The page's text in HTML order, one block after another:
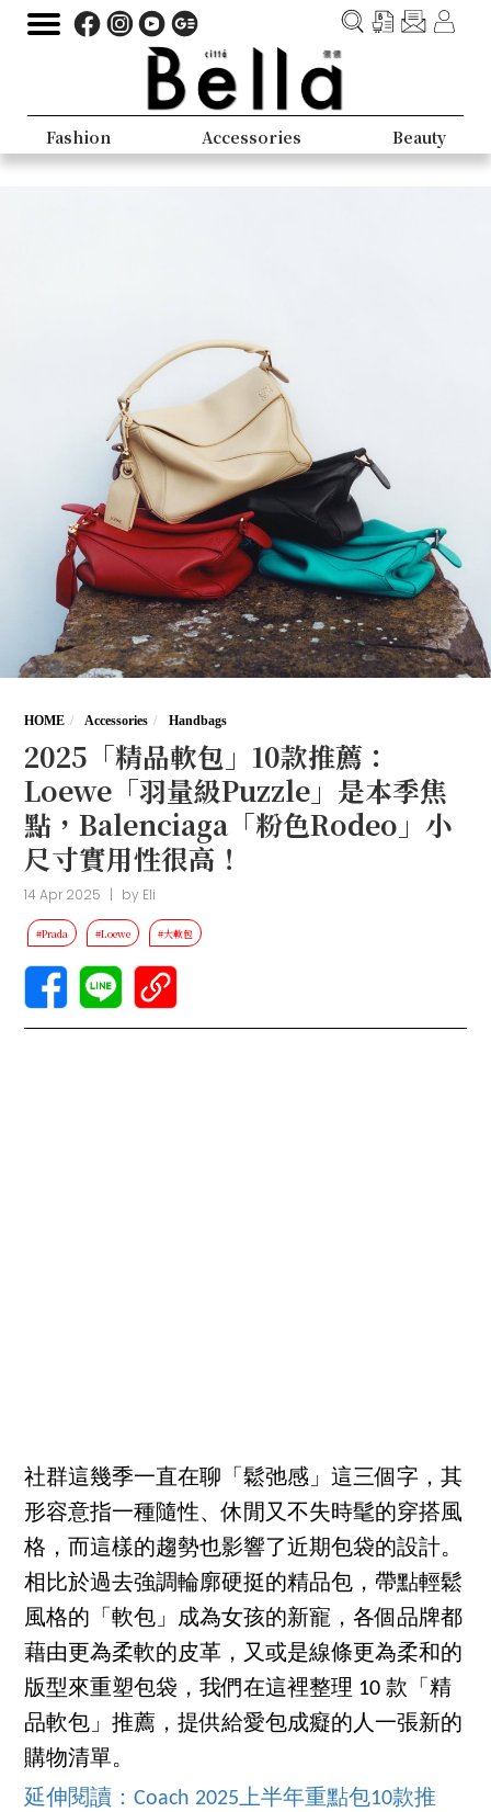
Fashion Accessories Beauty
HOME Accessories Handbags
2025「精品軟包」10款推薦：
Loewe「羽量級Puzzle」是本季焦
點，Balenciaga「粉色Rodeo」小
尺寸實用性很高！
14 Apr 2025 | by Eli
#Prada #Loewe #大軟包
社群這幾季一直在聊「鬆弛感」這三個字，其
形容意指一種隨性、休閒又不失時髦的穿搭風
格，而這樣的趨勢也影響了近期包袋的設計。
相比於過去強調輪廓硬挺的精品包，帶點輕鬆
風格的「軟包」成為女孩的新寵，各個品牌都
藉由更為柔軟的皮革，又或是線條更為柔和的
版型來重塑包袋，我們在這裡整理 10 款「精
品軟包」推薦，提供給愛包成癡的人一張新的
購物清單。
延伸閱讀：Coach 2025上半年重點包10款推